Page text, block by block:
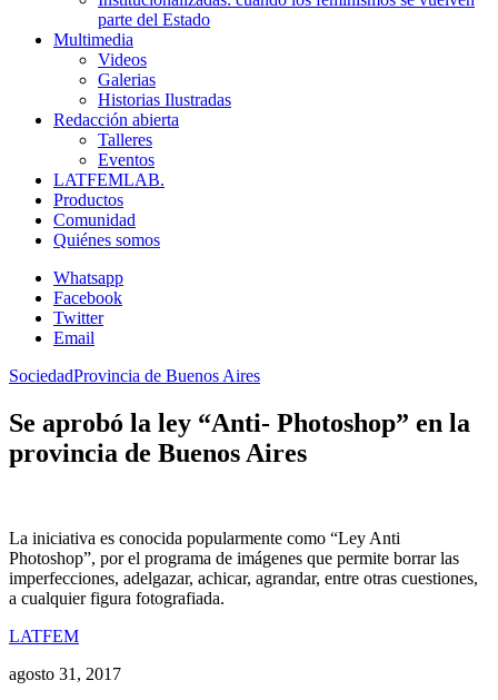
parte del Estado
Multimedia
Videos
Galerias
Historias Ilustradas
Redacción abierta
Talleres
Eventos
LATFEMLAB.
Productos
Comunidad
Quiénes somos
Whatsapp
Facebook
Twitter
Email
SociedadProvincia de Buenos Aires
Se aprobó la ley “Anti- Photoshop” en la
provincia de Buenos Aires
La iniciativa es conocida popularmente como “Ley Anti
Photoshop”, por el programa de imágenes que permite borrar las
imperfecciones, adelgazar, achicar, agrandar, entre otras cuestiones,
a cualquier figura fotografiada.
LATFEM
agosto 31, 2017